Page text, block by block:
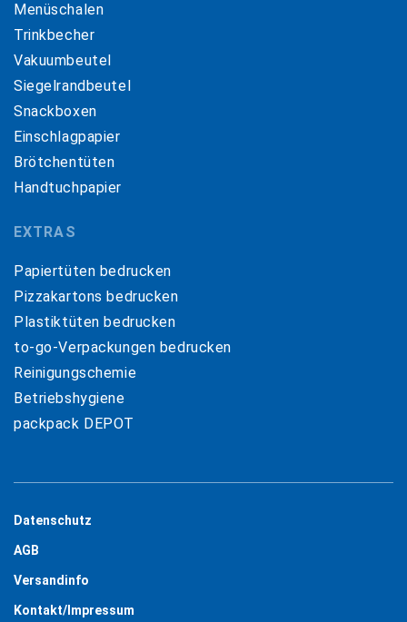
Menüschalen
Trinkbecher
Vakuumbeutel
Siegelrandbeutel
Snackboxen
Einschlagpapier
Brötchentüten
Handtuchpapier
EXTRAS
Papiertüten bedrucken
Pizzakartons bedrucken
Plastiktüten bedrucken
to-go-Verpackungen bedrucken
Reinigungschemie
Betriebshygiene
packpack DEPOT
Datenschutz
AGB
Versandinfo
Kontakt/Impressum